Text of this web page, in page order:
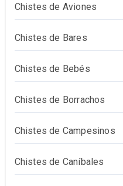
Chistes de Aviones
Chistes de Bares
Chistes de Bebés
Chistes de Borrachos
Chistes de Campesinos
Chistes de Caníbales